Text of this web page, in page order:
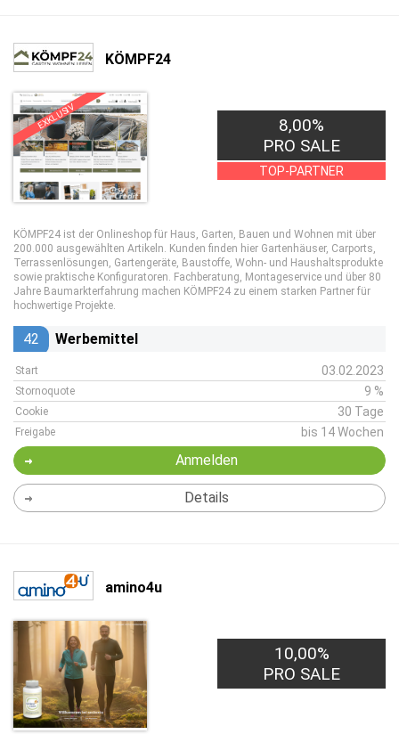
KÖMPF24
EXKLUSIV
8,00%
PRO SALE
TOP-PARTNER
KÖMPF24 ist der Onlineshop für Haus, Garten, Bauen und Wohnen mit über
200.000 ausgewählten Artikeln. Kunden finden hier Gartenhäuser, Carports,
Terrassenlösungen, Gartengeräte, Baustoffe, Wohn- und Haushaltsprodukte
sowie praktische Konfiguratoren. Fachberatung, Montageservice und über 80
Jahre Baumarkterfahrung machen KÖMPF24 zu einem starken Partner für
hochwertige Projekte.
42 Werbemittel
Start 03.02.2023
Stornoquote 9 %
Cookie 30 Tage
Freigabe bis 14 Wochen
Anmelden
Details
amino4u
10,00%
PRO SALE